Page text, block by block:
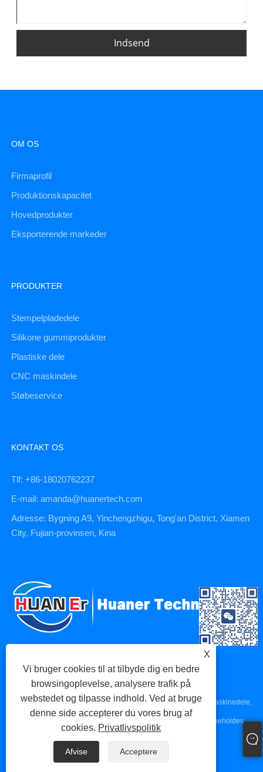
Indsend
OM OS
Firmaprofil
Produktionskapacitet
Hovedprodukter
Eksporterende markeder
PRODUKTER
Stempelpladedele
Silikone gummiprodukter
Plastiske dele
CNC maskindele
Støbeservice
KONTAKT OS
Tlf: +86-18020762237
E-mail: amanda@huanertech.com
Adresse: Bygning A9, Yinchengzhigu, Tong'an District, Xiamen
City, Fujian-provinsen, Kina
Copyright © 2023 Xiamen Huaner Technology Co., Ltd - CNC-maskinedele,
CNC-bearbejdningsdele, trykstøbningsdele - Alle rettigheder forbeholdes.
Sitemap RSS Privatlivspolitik
X
Vi bruger cookies til at tilbyde dig en bedre
browsingoplevelse, analysere trafik på
webstedet og tilpasse indhold. Ved at bruge
denne side accepterer du vores brug af
cookies. Privatlivspolitik
Afvise Acceptere